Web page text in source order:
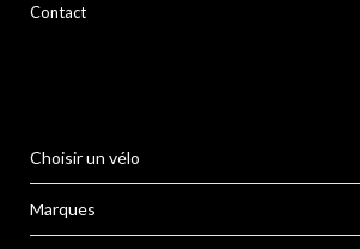
Contact
Choisir un vélo
Marques